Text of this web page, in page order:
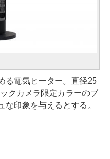
る電気ヒーター。直径25
クカメラ限定カラーのブ
印象を与えるとする。